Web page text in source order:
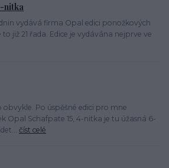
nitka
vydává firma Opal edici ponožkových
již 21 řada. Edice je vydávána nejprve ve
Po úspěšné edici pro mne
Opal Schafpate 15, 4-nitka je tu úžasná 6-
číst celé